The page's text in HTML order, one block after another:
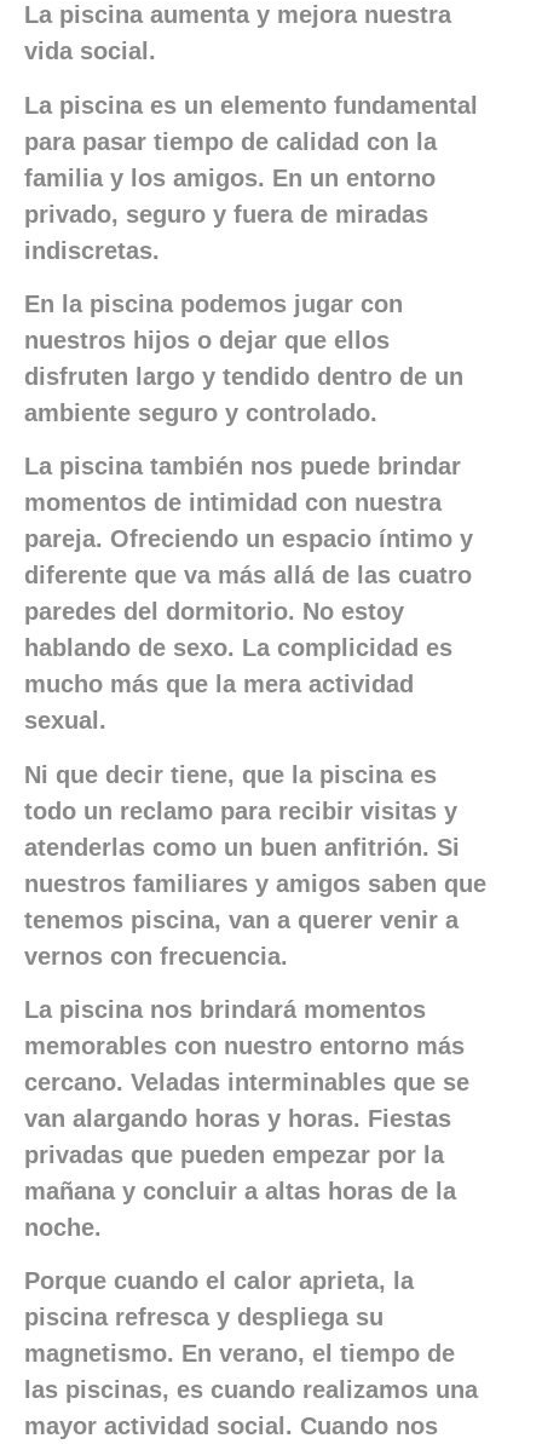
La piscina aumenta y mejora nuestra
vida social.
La piscina es un elemento fundamental
para pasar tiempo de calidad con la
familia y los amigos. En un entorno
privado, seguro y fuera de miradas
indiscretas.
En la piscina podemos jugar con
nuestros hijos o dejar que ellos
disfruten largo y tendido dentro de un
ambiente seguro y controlado.
La piscina también nos puede brindar
momentos de intimidad con nuestra
pareja. Ofreciendo un espacio íntimo y
diferente que va más allá de las cuatro
paredes del dormitorio. No estoy
hablando de sexo. La complicidad es
mucho más que la mera actividad
sexual.
Ni que decir tiene, que la piscina es
todo un reclamo para recibir visitas y
atenderlas como un buen anfitrión. Si
nuestros familiares y amigos saben que
tenemos piscina, van a querer venir a
vernos con frecuencia.
La piscina nos brindará momentos
memorables con nuestro entorno más
cercano. Veladas interminables que se
van alargando horas y horas. Fiestas
privadas que pueden empezar por la
mañana y concluir a altas horas de la
noche.
Porque cuando el calor aprieta, la
piscina refresca y despliega su
magnetismo. En verano, el tiempo de
las piscinas, es cuando realizamos una
mayor actividad social. Cuando nos